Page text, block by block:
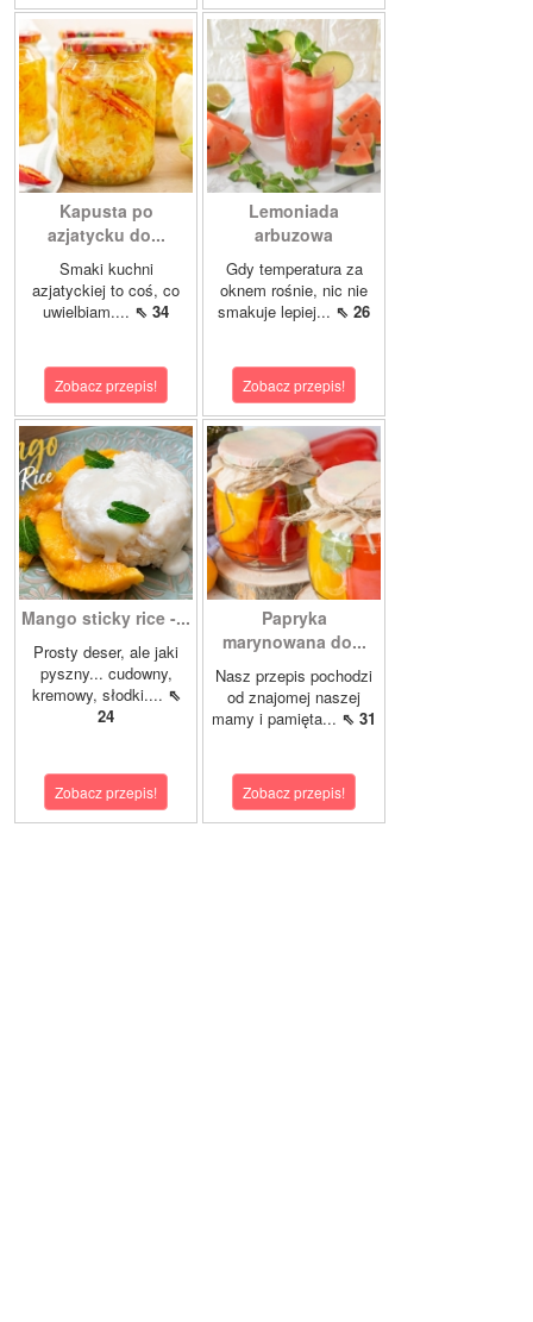
Kapusta po
azjatycku do...
Smaki kuchni
azjatyckiej to coś, co
uwielbiam.... ⇖ 34
Zobacz przepis!
Lemoniada
arbuzowa
Gdy temperatura za
oknem rośnie, nic nie
smakuje lepiej... ⇖ 26
Zobacz przepis!
Mango sticky rice -...
Prosty deser, ale jaki
pyszny... cudowny,
kremowy, słodki.... ⇖
24
Zobacz przepis!
Papryka
marynowana do...
Nasz przepis pochodzi
od znajomej naszej
mamy i pamięta... ⇖ 31
Zobacz przepis!